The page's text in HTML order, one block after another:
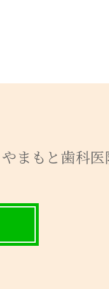
やまもと歯科医